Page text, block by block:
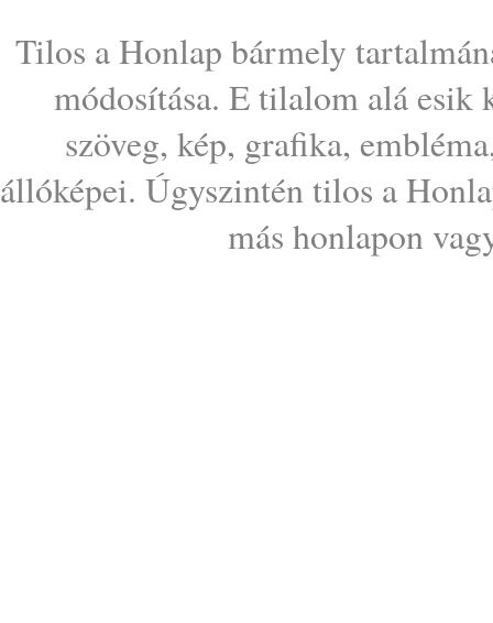
Tilos a Honlap bármely
módosítása. E tilalom alá esik
szöveg, kép, grafika,
állóképei. Úgyszintén tilos a
más honlapon